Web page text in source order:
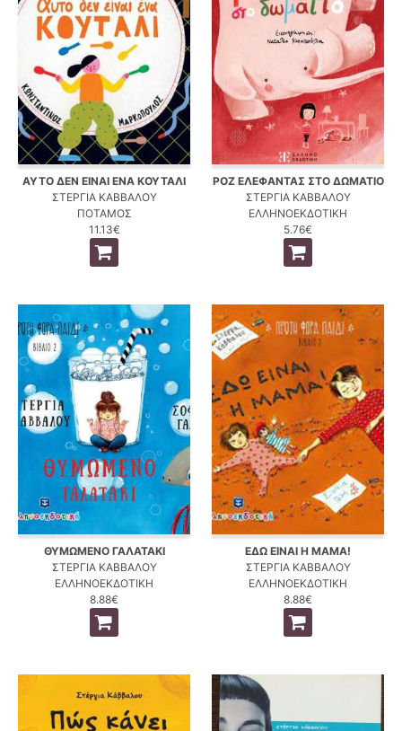
ΑΥΤΟ ΔΕΝ ΕΙΝΑΙ ΕΝΑ ΚΟΥΤΑΛΙ
ΣΤΕΡΓΙΑ ΚΑΒΒΑΛΟΥ
ΠΟΤΑΜΟΣ
11.13€
ΡΟΖ ΕΛΕΦΑΝΤΑΣ ΣΤΟ ΔΩΜΑΤΙΟ
ΣΤΕΡΓΙΑ ΚΑΒΒΑΛΟΥ
ΕΛΛΗΝΟΕΚΔΟΤΙΚΗ
5.76€
ΘΥΜΩΜΕΝΟ ΓΑΛΑΤΑΚΙ
ΣΤΕΡΓΙΑ ΚΑΒΒΑΛΟΥ
ΕΛΛΗΝΟΕΚΔΟΤΙΚΗ
8.88€
ΕΔΩ ΕΙΝΑΙ Η ΜΑΜΑ!
ΣΤΕΡΓΙΑ ΚΑΒΒΑΛΟΥ
ΕΛΛΗΝΟΕΚΔΟΤΙΚΗ
8.88€